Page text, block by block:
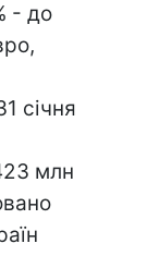
- до
січня
млн